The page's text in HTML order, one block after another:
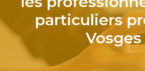
particuliers
Vosges